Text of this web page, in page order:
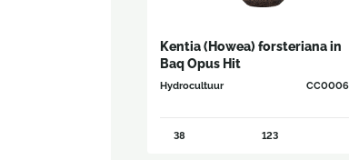
Kentia (Howea) forsteriana in
Baq Opus Hit
Hydrocultuur
38 123